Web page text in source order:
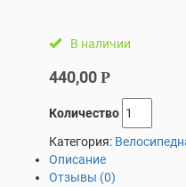
В наличии
440,00 Р
Количество
Категория:
Описание
Отзывы (0)